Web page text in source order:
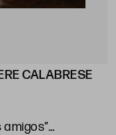
CALABRESE